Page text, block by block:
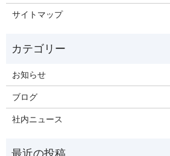
サイトマップ
お知らせ
ブログ
社内ニュース